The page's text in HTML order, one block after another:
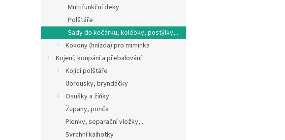
Multifunkční deky
Polštáře
Sady do kočárku, kolébky, postýlky,..
Kokony (hnízda) pro miminka
Kojení, koupání a přebalování
Kojící polštáře
Ubrousky, bryndáčky
Osušky a žíňky
Župany, ponča
Plenky, separační vložky,...
Svrchní kalhotky